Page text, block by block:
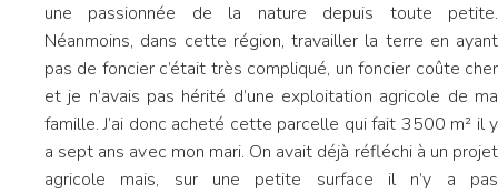
une passionnée de la nature depuis toute petite.
Néanmoins, dans cette région, travailler la terre en ayant
pas de foncier c’était très compliqué, un foncier coûte cher
et je n’avais pas hérité d’une exploitation agricole de ma
famille. J’ai donc acheté cette parcelle qui fait 3500 m² il y
a sept ans avec mon mari. On avait déjà réfléchi à un projet
agricole mais, sur une petite surface il n’y a pas